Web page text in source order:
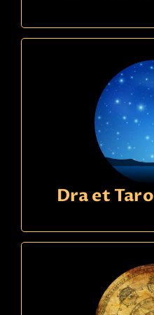
Ring
Les mer
Dra et